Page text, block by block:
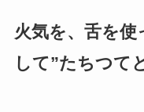
火気を、舌を使
して”たちつて